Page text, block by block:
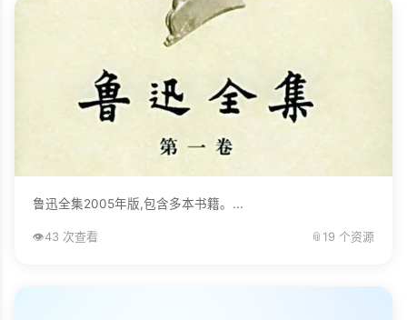
鲁迅全集2005年版,包含多本书籍。...
👁️43 次查看 📎 19 个资源